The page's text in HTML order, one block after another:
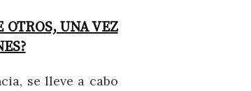
OTROS, UNA VEZ
se lleve a cabo